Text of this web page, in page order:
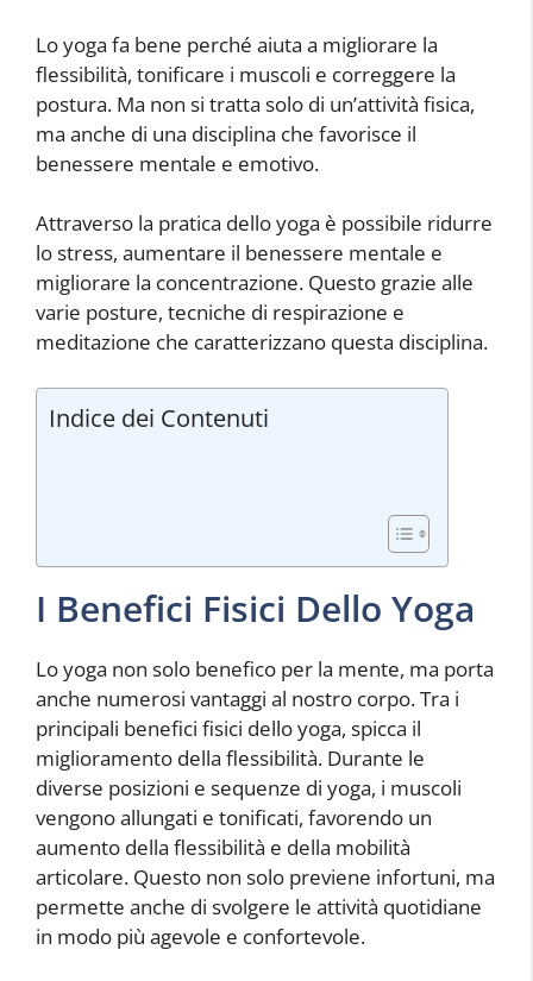
Lo yoga fa bene perché aiuta a migliorare la
flessibilità, tonificare i muscoli e correggere la
postura. Ma non si tratta solo di un’attività fisica,
ma anche di una disciplina che favorisce il
benessere mentale e emotivo.
Attraverso la pratica dello yoga è possibile ridurre
lo stress, aumentare il benessere mentale e
migliorare la concentrazione. Questo grazie alle
varie posture, tecniche di respirazione e
meditazione che caratterizzano questa disciplina.
Indice dei Contenuti
I Benefici Fisici Dello Yoga
Lo yoga non solo benefico per la mente, ma porta
anche numerosi vantaggi al nostro corpo. Tra i
principali benefici fisici dello yoga, spicca il
miglioramento della flessibilità. Durante le
diverse posizioni e sequenze di yoga, i muscoli
vengono allungati e tonificati, favorendo un
aumento della flessibilità e della mobilità
articolare. Questo non solo previene infortuni, ma
permette anche di svolgere le attività quotidiane
in modo più agevole e confortevole.